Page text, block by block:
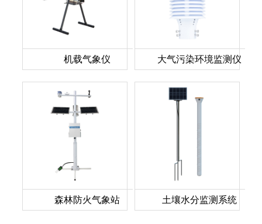
机载气象仪 大气污染环境监测仪
森林防火气象站 土壤水分监测系统